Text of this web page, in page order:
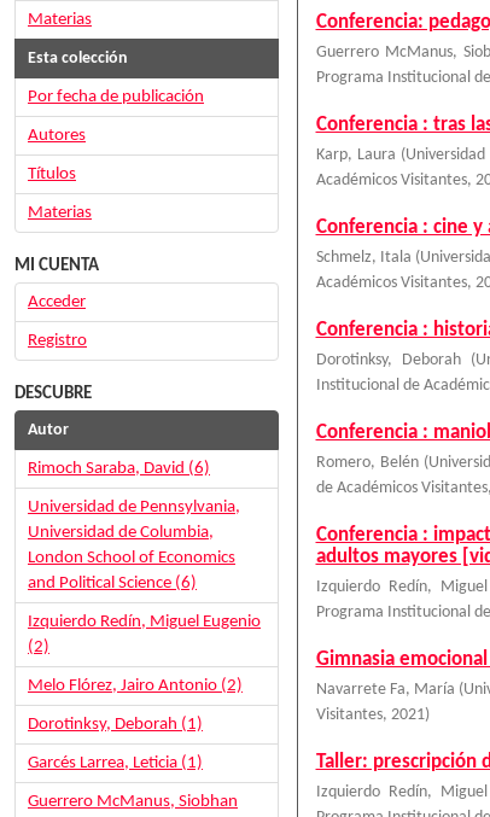
Conferencia:
Guerrero McManus,
Programa Institucional
Conferencia : tras
Karp, Laura (
Académicos Visitantes,
Conferencia : cine y
Schmelz, Itala (
Académicos Visitantes,
Conferencia :
Dorotinksy, Deborah (
Institucional de
Conferencia :
Romero, Belén (
de Académicos Visitantes,
Conferencia :
adultos mayores
Izquierdo Redín,
Programa Institucional
Gimnasia
Navarrete Fa, María (
Visitantes, 2021)
Taller: prescripción
Izquierdo Redín,
Materias
Esta colección
Por fecha de publicación
Autores
Títulos
Materias
MI CUENTA
Acceder
Registro
DESCUBRE
Autor
Rimoch Saraba, David (6)
Universidad de Pennsylvania,
Universidad de Columbia,
London School of Economics
and Political Science (6)
Izquierdo Redín, Miguel Eugenio
(2)
Melo Flórez, Jairo Antonio (2)
Dorotinksy, Deborah (1)
Garcés Larrea, Leticia (1)
Guerrero McManus, Siobhan